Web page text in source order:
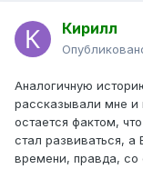
Кирилл
Аналогичную
рассказывали мне и
остается фактом,
стал развиваться, а
времени, правда, со